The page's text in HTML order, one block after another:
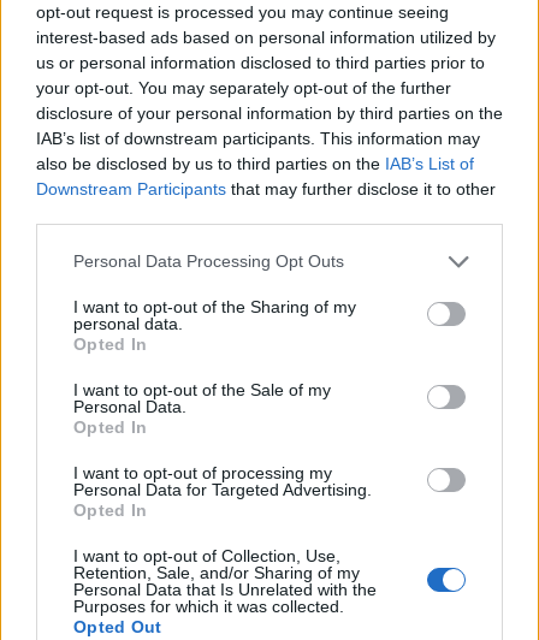
opt-out request is processed you may continue seeing
interest-based ads based on personal information utilized by
us or personal information disclosed to third parties prior to
your opt-out. You may separately opt-out of the further
disclosure of your personal information by third parties on the
IAB’s list of downstream participants. This information may
also be disclosed by us to third parties on the IAB’s List of
Downstream Participants that may further disclose it to other
Please note that this website/app uses one or more Google
not limited to your visit or usage behaviour. You may click to
grant or deny consent to Google and its third-party tags to
use your data for below specified purposes in below Google
consent section.
Personal Data Processing Opt Outs
I want to opt-out of the Sharing of my
personal data.
Opted In
I want to opt-out of the Sale of my
Personal Data.
Opted In
I want to opt-out of processing my
Personal Data for Targeted Advertising.
Opted In
I want to opt-out of Collection, Use,
Retention, Sale, and/or Sharing of my
Personal Data that Is Unrelated with the
Purposes for which it was collected.
Opted Out
Come il settore tech influisce sui titoli di Stato e le strategie per
investire
Francesca Spadaro · 9 Ago 2026
FINANZA
Senato Usa approva maxi-pacchetto di sanzioni a Mosca e
Teheran
QUOTAZIONI CRYPTO